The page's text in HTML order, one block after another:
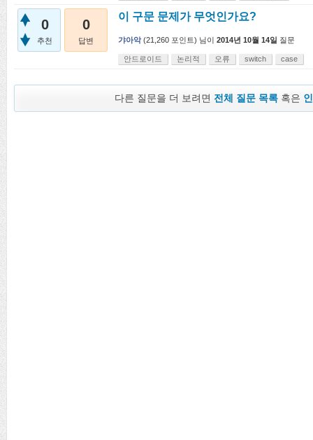
0
추천
0
답변
이 구문 문제가 무엇인가요?
갸아악 (21,260 포인트) 님이 2014년 10월 14일 질문
안드로이드 논리적 오류 switch case
다른 질문을 더 보려면 전체 질문 목록 혹은